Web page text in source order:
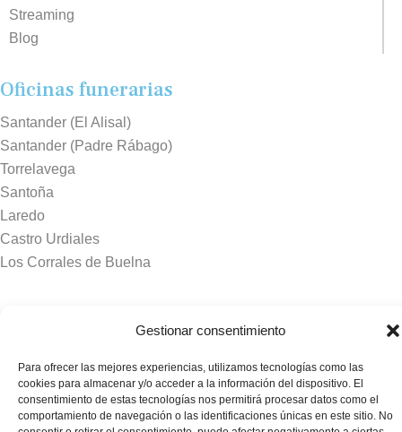
Gestionar consentimiento
Para ofrecer las mejores experiencias, utilizamos tecnologías como las
cookies para almacenar y/o acceder a la información del dispositivo. El
consentimiento de estas tecnologías nos permitirá procesar datos como el
comportamiento de navegación o las identificaciones únicas en este sitio. No
Streaming
Blog
Oficinas funerarias
Santander (El Alisal)
Santander (Padre Rábago)
Torrelavega
Santoña
Laredo
Castro Urdiales
Los Corrales de Buelna
Sierrallana
Real Valle de Cayón
Laredo